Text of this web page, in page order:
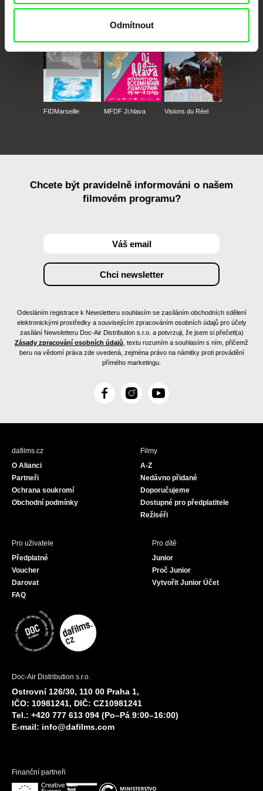
Odmítnout
Against Gravity
FIDMarseille MFDF Ji.hlava Visions du Réel
Chcete být pravidelně informováni o našem
filmovém programu?
Odesláním registrace k Newsletteru souhlasím se zasíláním obchodních sdělení
elektronickými prostředky a souvisejícím zpracováním osobních údajů pro účely
zasílání Newsletteru Doc-Air Distribution s.r.o. a potvrzuji, že jsem si přečetl(a)
Zásady zpracování osobních údajů , textu rozumím a souhlasím s ním, přičemž
beru na vědomí práva zde uvedená, zejména právo na námitky proti provádění
přímého marketingu.
F
c
I
s
Y
u
dafilms.cz
O Alianci
Partneři
Ochrana soukromí
Obchodní podmínky
Filmy
A-Z
Nedávno přidané
Doporučujeme
Dostupné pro předplatitele
Režiséři
Pro uživatele
Předplatné
Voucher
Darovat
FAQ
Pro dítě
Junior
Proč Junior
Vytvořit Junior Účet
Doc-Air Distribution s.r.o.
Ostrovní 126/30, 110 00 Praha 1,
IČO: 10981241, DIČ: CZ10981241
Tel.: +420 777 613 094 (Po–Pá 9:00–16:00)
E-mail: info@dafilms.com
Finanční partneři